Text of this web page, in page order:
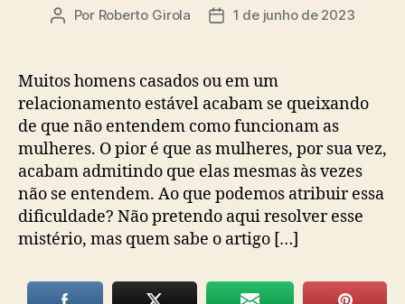
Autor
Por Roberto Girola
Data1 de junho de 2023
Muitos homens casados ou em um
relacionamento estável acabam se queixando
de que não entendem como funcionam as
mulheres. O pior é que as mulheres, por sua vez,
acabam admitindo que elas mesmas às vezes
não se entendem. Ao que podemos atribuir essa
dificuldade? Não pretendo aqui resolver esse
mistério, mas quem sabe o artigo […]